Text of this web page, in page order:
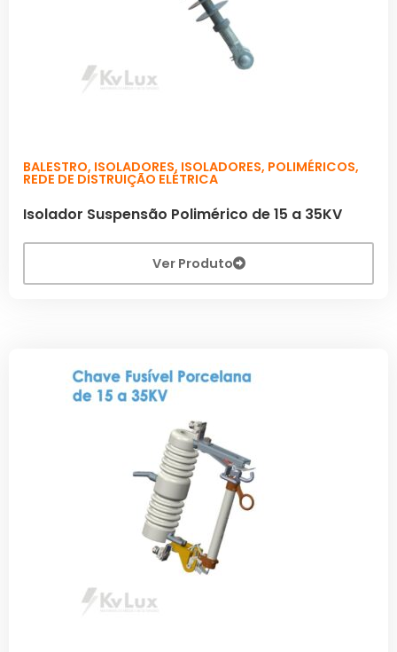
BALESTRO, ISOLADORES, ISOLADORES, POLIMÉRICOS,
REDE DE DISTRUIÇÃO ELÉTRICA
Isolador Suspensão Polimérico de 15 a 35KV
Ver Produto